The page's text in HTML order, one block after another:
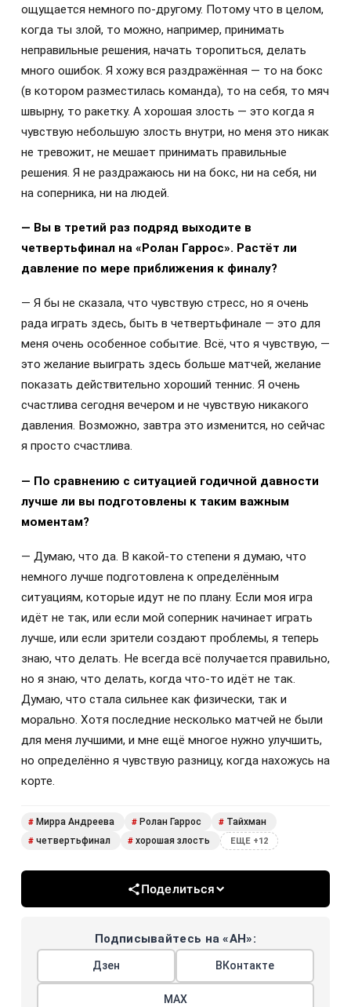
ощущается немного по-другому. Потому что в целом,
когда ты злой, то можно, например, принимать
неправильные решения, начать торопиться, делать
много ошибок. Я хожу вся раздражённая — то на бокс
(в котором разместилась команда), то на себя, то мяч
швырну, то ракетку. А хорошая злость — это когда я
чувствую небольшую злость внутри, но меня это никак
не тревожит, не мешает принимать правильные
решения. Я не раздражаюсь ни на бокс, ни на себя, ни
на соперника, ни на людей.
— Вы в третий раз подряд выходите в
четвертьфинал на «Ролан Гаррос». Растёт ли
давление по мере приближения к финалу?
— Я бы не сказала, что чувствую стресс, но я очень
рада играть здесь, быть в четвертьфинале — это для
меня очень особенное событие. Всё, что я чувствую, —
это желание выиграть здесь больше матчей, желание
показать действительно хороший теннис. Я очень
счастлива сегодня вечером и не чувствую никакого
давления. Возможно, завтра это изменится, но сейчас
я просто счастлива.
— По сравнению с ситуацией годичной давности
лучше ли вы подготовлены к таким важным
моментам?
— Думаю, что да. В какой-то степени я думаю, что
немного лучше подготовлена к определённым
ситуациям, которые идут не по плану. Если моя игра
идёт не так, или если мой соперник начинает играть
лучше, или если зрители создают проблемы, я теперь
знаю, что делать. Не всегда всё получается правильно,
но я знаю, что делать, когда что-то идёт не так.
Думаю, что стала сильнее как физически, так и
морально. Хотя последние несколько матчей не были
для меня лучшими, и мне ещё многое нужно улучшить,
но определённо я чувствую разницу, когда нахожусь на
корте.
# Мирра Андреева # Ролан Гаррос # Тайхман
# четвертьфинал # хорошая злость ЕЩЕ +12
Поделиться
Подписывайтесь на «АН»:
Дзен ВКонтакте
МАХ